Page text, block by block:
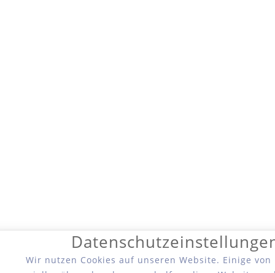
Wir nutzen Cookies auf unseren Website. Einige